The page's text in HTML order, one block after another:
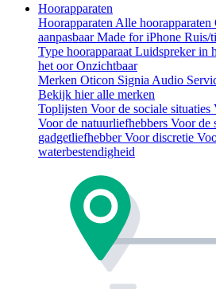
Hoorapparaten
Hoorapparaten Alle hoorapparaten
aanpasbaarMade for iPhone Ruis/
Type hoorapparaat Luidspreker in
het oorOnzichtbaar
Merken Oticon Signia Audio
Bekijk hier alle merken
Toplijsten Voor de sociale situaties
Voor de natuurliefhebbers Voor de
gadgetliefhebberVoor discretie
waterbestendigheid